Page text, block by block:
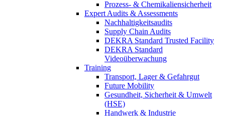
Prozess- & Chemikaliensicherheit
Expert Audits & Assessments
Nachhaltigkeitsaudits
Supply Chain Audits
DEKRA Standard Trusted Facility
DEKRA Standard
Videoüberwachung
Training
Transport, Lager & Gefahrgut
Future Mobility
Gesundheit, Sicherheit & Umwelt
(HSE)
Handwerk & Industrie